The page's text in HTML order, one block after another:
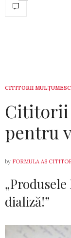
CITITORII
Cititorii
pentru
by FORMULA AS
dializă!”